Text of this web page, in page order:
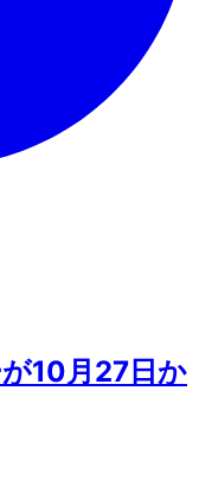
10月27日か